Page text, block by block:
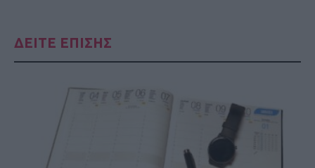
ΔΕΙΤΕ ΕΠΙΣΗΣ